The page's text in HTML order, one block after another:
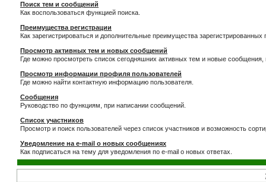
Поиск тем и сообщений
Как воспользоваться функцией поиска.
Преимущества регистрации
Как зарегистрироваться и дополнительные преимущества зарегистрированных
Просмотр активных тем и новых сообщений
Где можно просмотреть список сегодняшних активных тем и новые
Просмотр информации профиля пользователей
Где можно найти контактную информацию пользователя.
Сообщения
Руководство по функциям, при написании сообщений.
Список участников
Просмотр и поиск пользователей через список участников и возможность
Уведомление на e-mail о новых сообщениях
Как подписаться на тему для уведомления по e-mail о новых ответах.